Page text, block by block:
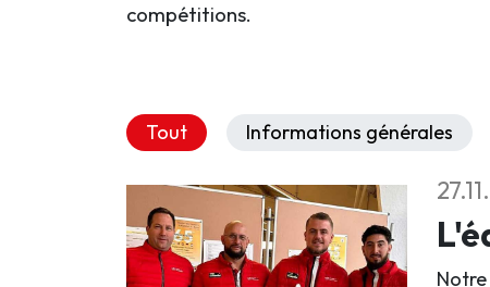
compétitions.
Tout Informations générales